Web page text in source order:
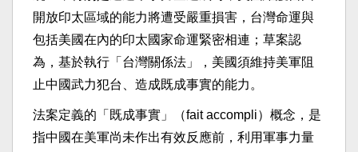
開放印太區域的能力將遭受嚴重損害，台灣命運與
包括美國在內的印太國家命運緊密相連；草案認
為，基於執行「台灣關係法」，美國須維持美軍阻
止中國武力犯台、造成既成事實的能力。
法案定義的「既成事實」（fait accompli）概念，是
指中國在美軍尚未作出有效反應前，利用軍事力量